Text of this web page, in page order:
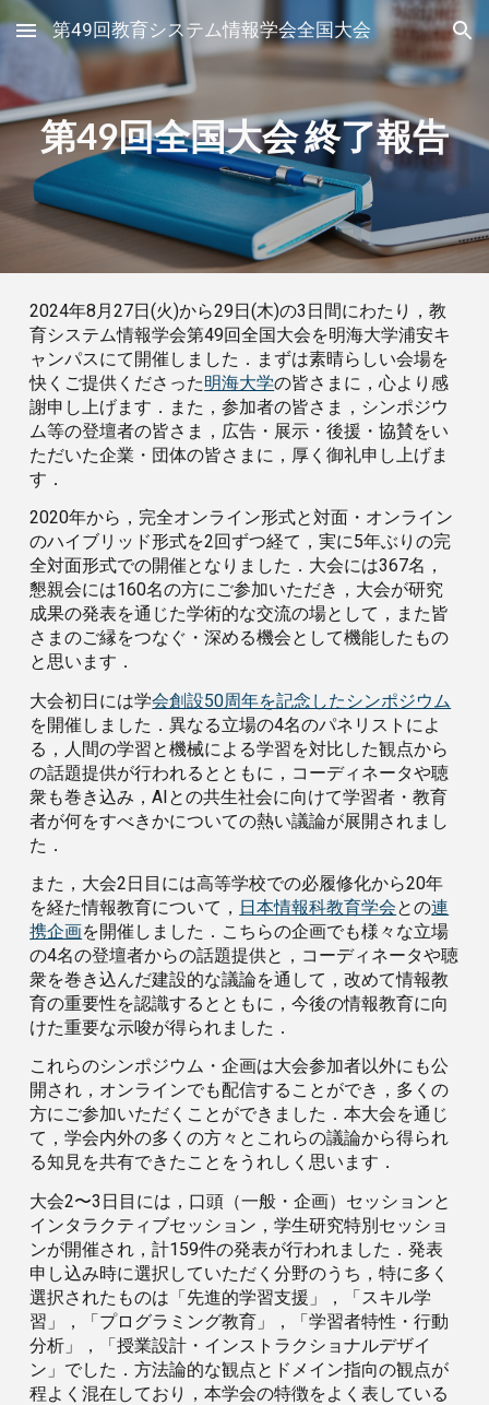
Skip to main content Skip to navigation
第49回教育システム情報学会全国大会
第49回全国大会 終了報告
2024年8月27日(火)から29日(木)の3日間にわたり，教
育システム情報学会第49回全国大会を明海大学浦安キ
ャンパスにて開催しました．まずは素晴らしい会場を
快くご提供くださった明海大学の皆さまに，心より感
謝申し上げます．また，参加者の皆さま，シンポジウ
ム等の登壇者の皆さま，広告・展示・後援・協賛をい
ただいた企業・団体の皆さまに，厚く御礼申し上げま
す．
2020年から，完全オンライン形式と対面・オンライン
のハイブリッド形式を2回ずつ経て，実に5年ぶりの完
全対面形式での開催となりました．大会には367名，
懇親会には160名の方にご参加いただき，大会が研究
成果の発表を通じた学術的な交流の場として，また皆
さまのご縁をつなぐ・深める機会として機能したもの
と思います．
大会初日には学会創設50周年を記念したシンポジウム
を開催しました．異なる立場の4名のパネリストによ
る，人間の学習と機械による学習を対比した観点から
の話題提供が行われるとともに，コーディネータや聴
衆も巻き込み，AIとの共生社会に向けて学習者・教育
者が何をすべきかについての熱い議論が展開されまし
た．
また，大会2日目には高等学校での必履修化から20年
を経た情報教育について， 日本情報科教育学会との連
携企画を開催しました．こちらの企画でも様々な立場
の4名の登壇者からの話題提供と，コーディネータや聴
衆を巻き込んだ建設的な議論を通して，改めて情報教
育の重要性を認識するとともに，今後の情報教育に向
けた重要な示唆が得られました．
これらのシンポジウム・企画は大会参加者以外にも公
開され，オンラインでも配信することができ，多くの
方にご参加いただくことができました．本大会を通じ
て，学会内外の多くの方々とこれらの議論から得られ
る知見を共有できたことをうれしく思います．
大会2〜3日目には，口頭（一般・企画）セッションと
インタラクティブセッション，学生研究特別セッショ
ンが開催され，計159件の発表が行われました．発表
申し込み時に選択していただく分野のうち，特に多く
選択されたものは「先進的学習支援」，「スキル学
習」，「プログラミング教育」，「学習者特性・行動
分析」，「授業設計・インストラクショナルデザイ
ン」でした．方法論的な観点とドメイン指向の観点が
程よく混在しており，本学会の特徴をよく表している